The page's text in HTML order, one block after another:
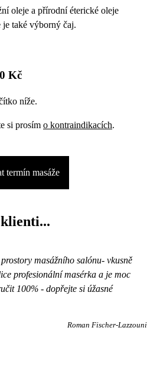
oleje a přírodní éterické oleje
je také výborný čaj.
Kč
níže.
si prosím o kontraindikacích.
termín masáže
masážního salónu- vkusně
profesionální masérka a je moc
100% - dopřejte si úžasné
Roman Fischer-Lazzouni